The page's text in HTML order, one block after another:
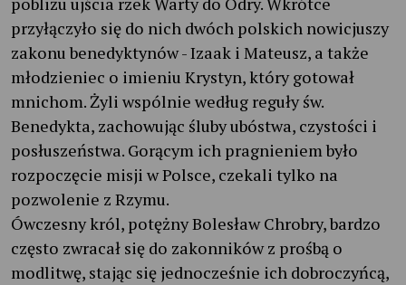
przyłączyło się do nich dwóch polskich nowicjuszy
zakonu benedyktynów - Izaak i Mateusz, a także
młodzieniec o imieniu Krystyn, który gotował
mnichom. Żyli wspólnie według reguły św.
Benedykta, zachowując śluby ubóstwa, czystości i
posłuszeństwa. Gorącym ich pragnieniem było
rozpoczęcie misji w Polsce, czekali tylko na
pozwolenie z Rzymu.
Ówczesny król, potężny Bolesław Chrobry, bardzo
często zwracał się do zakonników z prośbą o
modlitwę, stając się jednocześnie ich dobroczyńcą,